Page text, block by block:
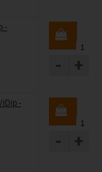
-
- +
-
- +